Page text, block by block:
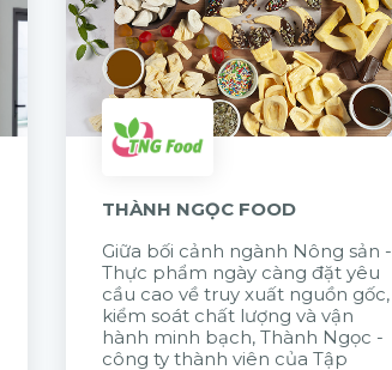
THÀNH NGỌC FOOD
Giữa bối cảnh ngành Nông sản -
Thực phẩm ngày càng đặt yêu
cầu cao về truy xuất nguồn gốc,
kiểm soát chất lượng và vận
hành minh bạch, Thành Ngọc -
công ty thành viên của Tập